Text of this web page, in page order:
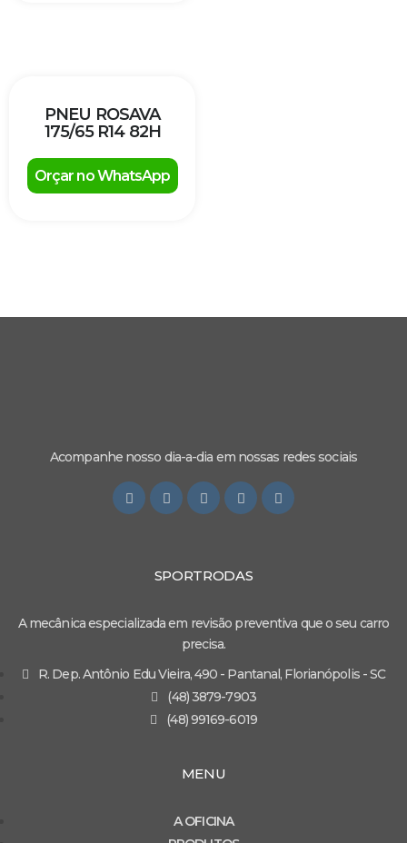
PNEU ROSAVA
175/65 R14 82H
Orçar no WhatsApp
Acompanhe nosso dia-a-dia em nossas redes sociais
SPORTRODAS
A mecânica especializada em revisão preventiva que o seu carro
precisa.
R. Dep. Antônio Edu Vieira, 490 - Pantanal, Florianópolis - SC
(48) 3879-7903
(48) 99169-6019
MENU
A OFICINA